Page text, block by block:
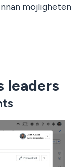
möjligheten
leaders